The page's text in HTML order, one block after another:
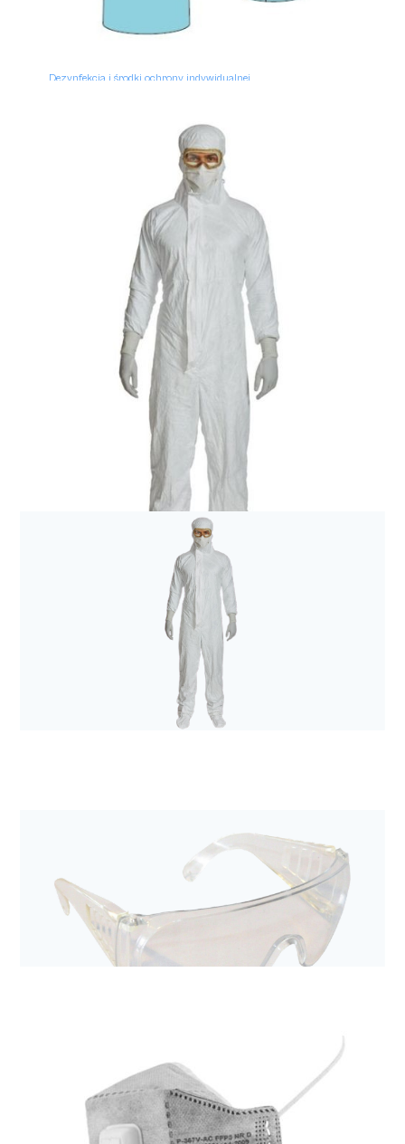
Dezynfekcja i środki ochrony indywidualnej
Dezynfekcja i środki ochrony indywidualnej
Tyvek IsoClean 193
Dezynfekcja i środki ochrony indywidualnej
Sterylny kombinezon z kapturem Tyvek® IsoClean®